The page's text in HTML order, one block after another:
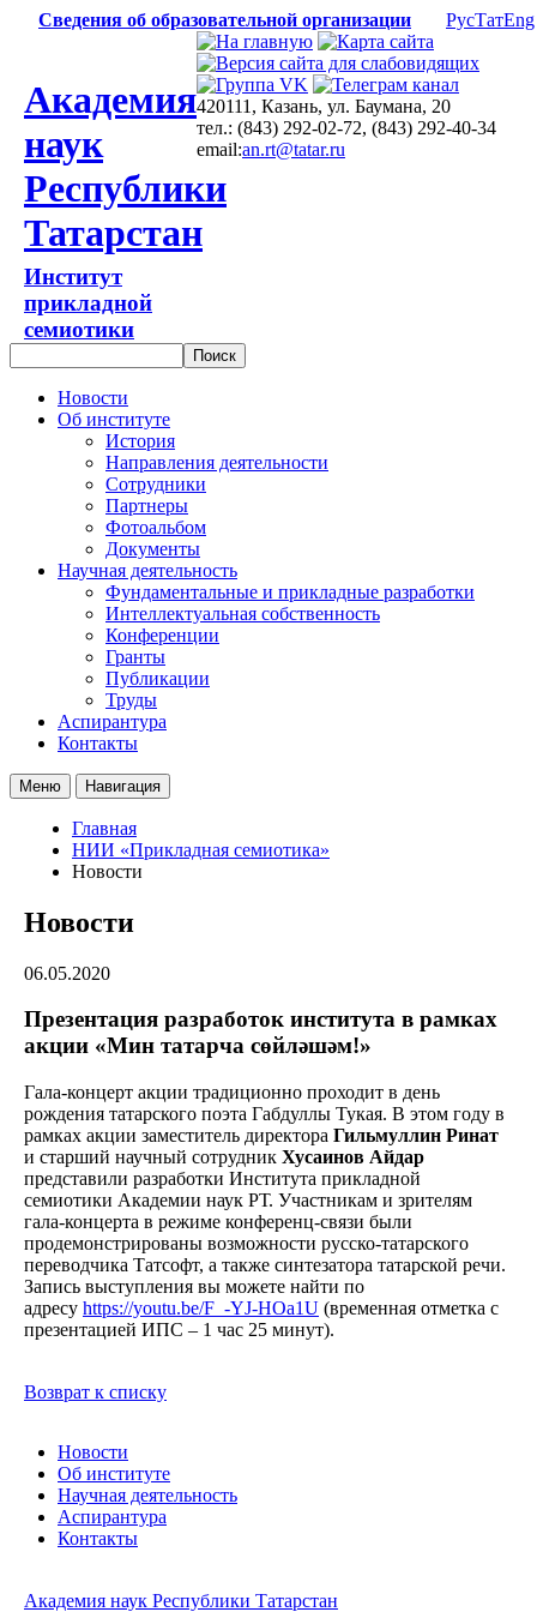
Сведения об образовательной организации РусТатEng
Академия
наук
Республики
Татарстан
Институт
прикладной
семиотики
420111, Казань, ул. Баумана, 20
тел.: (843) 292-02-72, (843) 292-40-34
email:an.rt@tatar.ru
Новости
Об институте
История
Направления деятельности
Сотрудники
Партнеры
Фотоальбом
Документы
Научная деятельность
Фундаментальные и прикладные разработки
Интеллектуальная собственность
Конференции
Гранты
Публикации
Труды
Аспирантура
Контакты
Меню Навигация
Главная
НИИ «Прикладная семиотика»
Новости
Новости
06.05.2020
Презентация разработок института в рамках
акции «Мин татарча сөйләшәм!»
Гала-концерт акции традиционно проходит в день
рождения татарского поэта Габдуллы Тукая. В этом году в
рамках акции заместитель директора Гильмуллин Ринат
и старший научный сотрудник Хусаинов Айдар
представили разработки Института прикладной
семиотики Академии наук РТ. Участникам и зрителям
гала-концерта в режиме конференц-связи были
продемонстрированы возможности русско-татарского
переводчика Татсофт, а также синтезатора татарской речи.
Запись выступления вы можете найти по
адресу https://youtu.be/F_-YJ-HOa1U (временная отметка с
презентацией ИПС – 1 час 25 минут).
Возврат к списку
Новости
Об институте
Научная деятельность
Аспирантура
Контакты
Академия наук Республики Татарстан